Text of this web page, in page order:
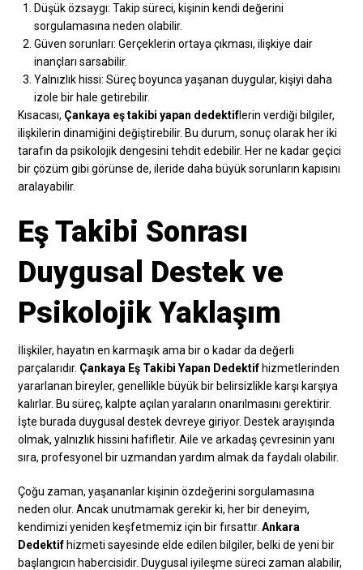
Düşük özsaygı: Takip süreci, kişinin kendi değerini
sorgulamasına neden olabilir.
Güven sorunları: Gerçeklerin ortaya çıkması, ilişkiye dair
inançları sarsabilir.
Yalnızlık hissi: Süreç boyunca yaşanan duygular, kişiyi daha
izole bir hale getirebilir.
Kısacası, Çankaya eş takibi yapan dedektiflerin verdiği bilgiler,
ilişkilerin dinamiğini değiştirebilir. Bu durum, sonuç olarak her iki
tarafın da psikolojik dengesini tehdit edebilir. Her ne kadar geçici
bir çözüm gibi görünse de, ileride daha büyük sorunların kapısını
aralayabilir.
Eş Takibi Sonrası
Duygusal Destek ve
Psikolojik Yaklaşım
İlişkiler, hayatın en karmaşık ama bir o kadar da değerli
parçalarıdır. Çankaya Eş Takibi Yapan Dedektif hizmetlerinden
yararlanan bireyler, genellikle büyük bir belirsizlikle karşı karşıya
kalırlar. Bu süreç, kalpte açılan yaraların onarılmasını gerektirir.
İşte burada duygusal destek devreye giriyor. Destek arayışında
olmak, yalnızlık hissini hafifletir. Aile ve arkadaş çevresinin yanı
sıra, profesyonel bir uzmandan yardım almak da faydalı olabilir.
Çoğu zaman, yaşananlar kişinin özdeğerini sorgulamasına
neden olur. Ancak unutmamak gerekir ki, her bir deneyim,
kendimizi yeniden keşfetmemiz için bir fırsattır.Ankara
Dedektif hizmeti sayesinde elde edilen bilgiler, belki de yeni bir
başlangıcın habercisidir. Duygusal iyileşme süreci zaman alabilir,